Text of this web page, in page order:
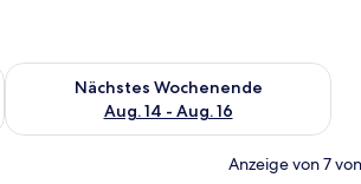
Aug. 7 - Aug. 9.
Nächstes Wochenende
Aug. 14 - Aug. 16
Überprüfe die Verfügbarkeit für nächstes
Anzeige von 7